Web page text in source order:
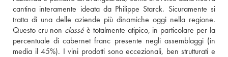
cantina interamente ideata da Philippe Starck. Sicuramente si
tratta di una delle aziende più dinamiche oggi nella regione.
Questo cru non classé è totalmente atipico, in particolare per la
percentuale di cabernet franc presente negli assemblaggi (in
media il 45%). I vini prodotti sono eccezionali, ben strutturati e